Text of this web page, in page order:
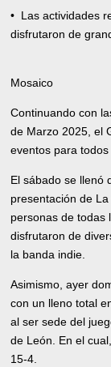
•⁠ ⁠Las actividades
disfrutaron de
Mosaico
Continuando con
de Marzo 2025, el
eventos para
El sábado se llenó
presentación de
personas de todas
disfrutaron de
la banda indie.
Asimismo, ayer
con un lleno total
al ser sede del
de León. En el
15-4.